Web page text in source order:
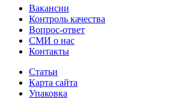
Вакансии
Контроль качества
Вопрос-ответ
СМИ о нас
Контакты
Статьи
Карта сайта
Упаковка